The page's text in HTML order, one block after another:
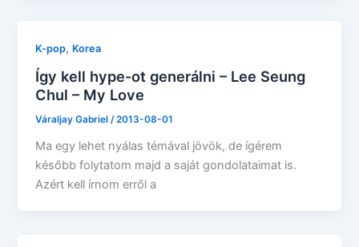
K-pop, Korea
Így kell hype-ot generálni – Lee Seung
Chul – My Love
Váraljay Gabriel /2013-08-01
Ma egy lehet nyálas témával jövök, de ígérem
később folytatom majd a saját gondolataimat is.
Azért kell írnom erről a